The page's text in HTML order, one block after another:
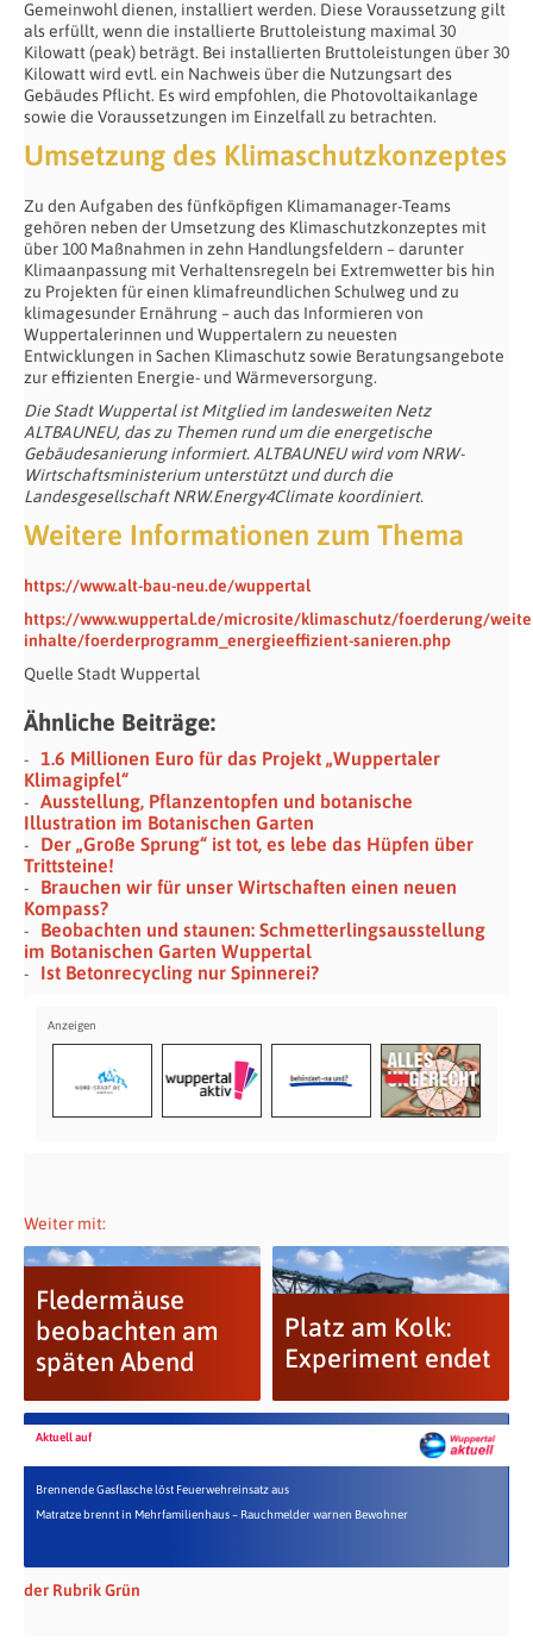
Gemeinwohl dienen, installiert werden. Diese Voraussetzung gilt
als erfüllt, wenn die installierte Bruttoleistung maximal 30
Kilowatt (peak) beträgt. Bei installierten Bruttoleistungen über 30
Kilowatt wird evtl. ein Nachweis über die Nutzungsart des
Gebäudes Pflicht. Es wird empfohlen, die Photovoltaikanlage
sowie die Voraussetzungen im Einzelfall zu betrachten.
Umsetzung des Klimaschutzkonzeptes
Zu den Aufgaben des fünfköpfigen Klimamanager-Teams
gehören neben der Umsetzung des Klimaschutzkonzeptes mit
über 100 Maßnahmen in zehn Handlungsfeldern – darunter
Klimaanpassung mit Verhaltensregeln bei Extremwetter bis hin
zu Projekten für einen klimafreundlichen Schulweg und zu
klimagesunder Ernährung – auch das Informieren von
Wuppertalerinnen und Wuppertalern zu neuesten
Entwicklungen in Sachen Klimaschutz sowie Beratungsangebote
zur effizienten Energie- und Wärmeversorgung.
Die Stadt Wuppertal ist Mitglied im landesweiten Netz
ALTBAUNEU, das zu Themen rund um die energetische
Gebäudesanierung informiert. ALTBAUNEU wird vom NRW-
Wirtschaftsministerium unterstützt und durch die
Landesgesellschaft NRW.Energy4Climate koordiniert.
Weitere Informationen zum Thema
https://www.alt-bau-neu.de/wuppertal
https://www.wuppertal.de/microsite/klimaschutz/foerderung/
inhalte/foerderprogramm_energieeffizient-sanieren.php
Quelle Stadt Wuppertal
Ähnliche Beiträge:
1.6 Millionen Euro für das Projekt „Wuppertaler
Klimagipfel“
Ausstellung, Pflanzentopfen und botanische
Illustration im Botanischen Garten
Der „Große Sprung“ ist tot, es lebe das Hüpfen über
Trittsteine!
Brauchen wir für unser Wirtschaften einen neuen
Kompass?
Beobachten und staunen: Schmetterlingsausstellung
im Botanischen Garten Wuppertal
Ist Betonrecycling nur Spinnerei?
Weiter mit:
Fledermäuse
beobachten am
späten Abend
Platz am Kolk:
Experiment endet
Aktuell auf
Brennende Gasflasche löst Feuerwehreinsatz aus
Matratze brennt in Mehrfamilienhaus – Rauchmelder warnen Bewohner
der Rubrik Grün